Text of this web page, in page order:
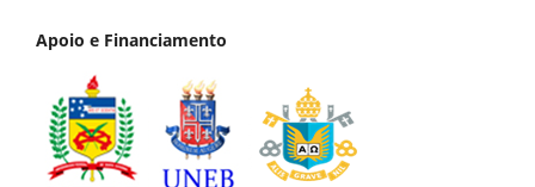
Apoio e Financiamento